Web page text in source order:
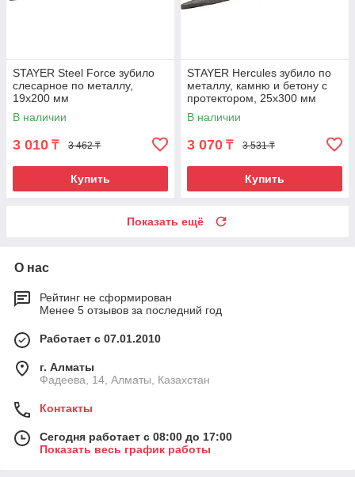
STAYER Steel Force зубило
слесарное по металлу,
19х200 мм
В наличии
3 010 ₸ 3 462 ₸
Купить
STAYER Hercules зубило по
металлу, камню и бетону с
протектором, 25х300 мм
В наличии
3 070 ₸ 3 531 ₸
Купить
Показать ещё
О нас
Рейтинг не сформирован
Менее 5 отзывов за последний год
Работает с 07.01.2010
г. Алматы
Фадеева, 14, Алматы, Казахстан
Контакты
Сегодня работает с 08:00 до 17:00
Показать весь график работы